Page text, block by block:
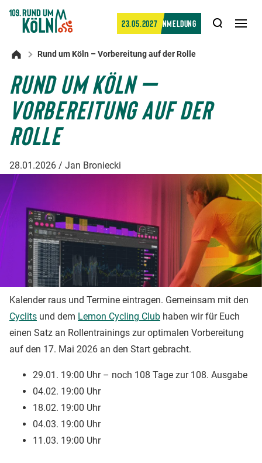
23.05.2027 Anmeldung Suche
Startseite
Rund um Köln – Vorbereitung auf der Rolle
RUND UM KÖLN –
VORBEREITUNG AUF DER
ROLLE
28.01.2026 / Jan Broniecki
Kalender raus und Termine eintragen. Gemeinsam mit den
Cyclits und dem Lemon Cycling Club haben wir für Euch
einen Satz an Rollentrainings zur optimalen Vorbereitung
auf den 17. Mai 2026 an den Start gebracht.
29.01. 19:00 Uhr – noch 108 Tage zur 108. Ausgabe
04.02. 19:00 Uhr
18.02. 19:00 Uhr
04.03. 19:00 Uhr
11.03. 19:00 Uhr